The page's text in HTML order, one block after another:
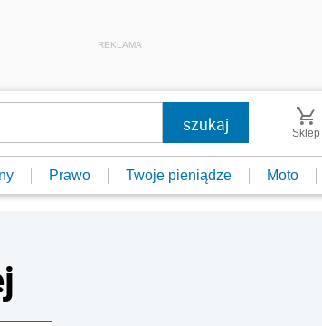
REKLAMA
Sklep
Prawo Twoje pieniądze Moto